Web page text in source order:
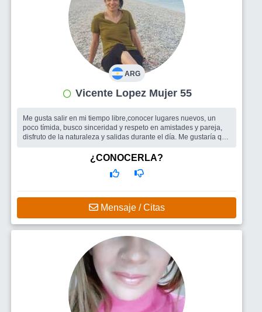
ARG
Vicente Lopez Mujer 55
Me gusta salir en mi tiempo libre,conocer lugares nuevos, un
poco tímida, busco sinceridad y respeto en amistades y pareja,
disfruto de la naturaleza y salidas durante el día. Me gustaría que
Compañía para salir o viajar, si esta la posibilidad pareja.
¿CONOCERLA?
Mensaje / Citas